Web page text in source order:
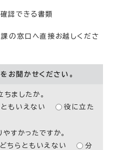
確認できる書類
の窓口へ直接お越しくださ
お聞かせください。
ましたか。
もいえない
役に立た
すかったですか。
どちらともいえない
分